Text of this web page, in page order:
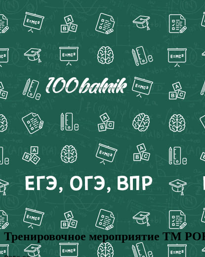
Тренировочное мероприятие ТМ